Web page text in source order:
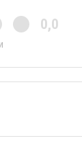
0,0